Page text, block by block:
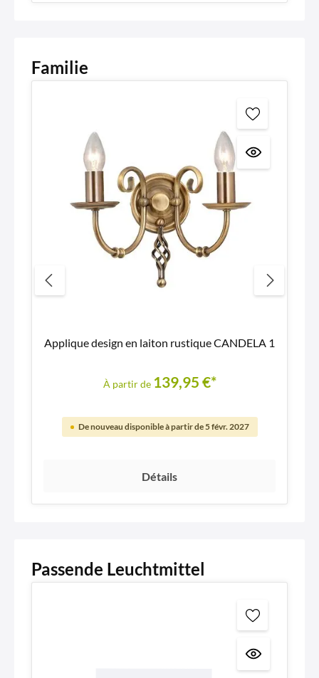
Familie
Applique design en laiton rustique CANDELA 1
À partir de 139,95 €*
De nouveau disponible à partir de 5 févr. 2027
Détails
Passende Leuchtmittel